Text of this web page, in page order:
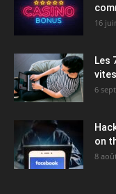
16
Les
6
on
8